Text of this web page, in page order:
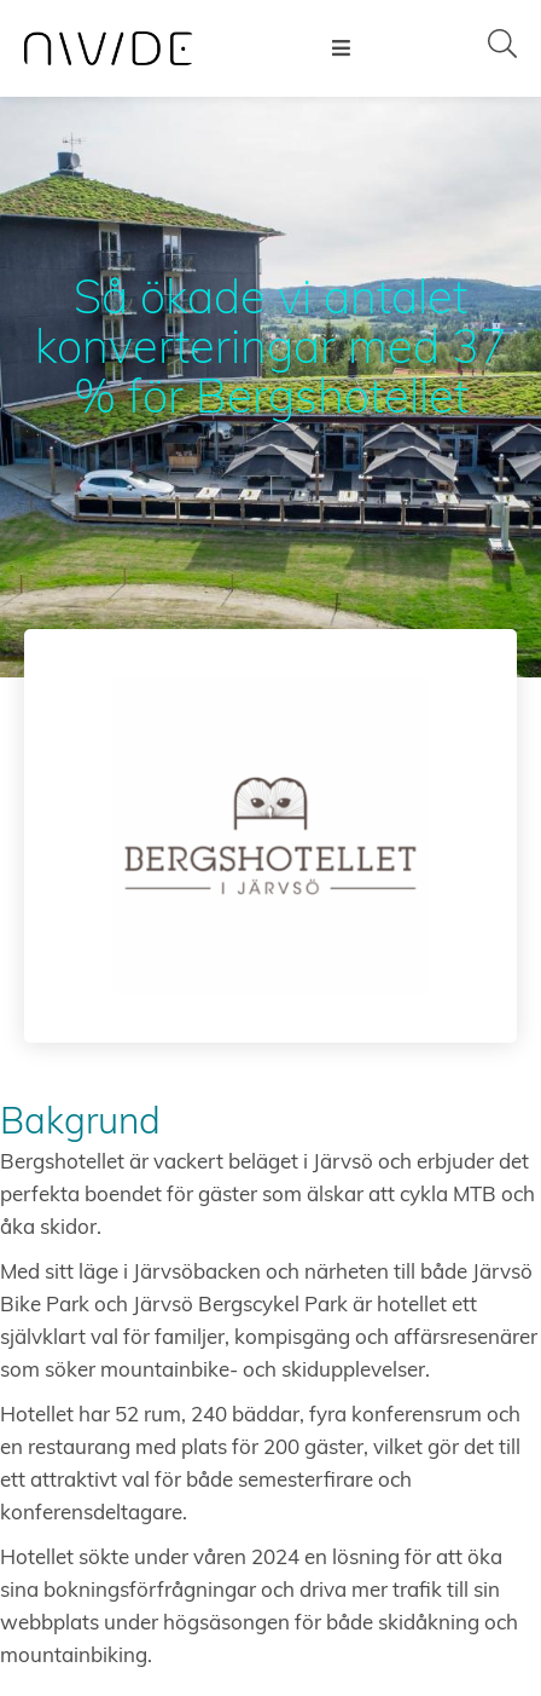
Så ökade vi antalet
konverteringar med 37
% för Bergshotellet
Bakgrund
Bergshotellet är vackert beläget i Järvsö och erbjuder det
perfekta boendet för gäster som älskar att cykla MTB och
åka skidor.
Med sitt läge i Järvsöbacken och närheten till både Järvsö
Bike Park och Järvsö Bergscykel Park är hotellet ett
självklart val för familjer, kompisgäng och affärsresenärer
som söker mountainbike- och skidupplevelser.
Hotellet har 52 rum, 240 bäddar, fyra konferensrum och
en restaurang med plats för 200 gäster, vilket gör det till
ett attraktivt val för både semesterfirare och
konferensdeltagare.
Hotellet sökte under våren 2024 en lösning för att öka
sina bokningsförfrågningar och driva mer trafik till sin
webbplats under högsäsongen för både skidåkning och
mountainbiking.